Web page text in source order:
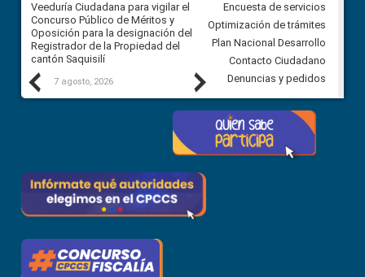
Previous
Veeduría Ciudadana para vigilar el
Concurso Público de Méritos y
Oposición para la designación del
Registrador de la Propiedad del
cantón Saquisilí
7 agosto, 2026
Veeduría Ciudadana para
construcción del asfaltado de
Ballenita del cantón Santa
7 agosto, 2026
Next
Encuesta de servicios
Optimización de trámites
Plan Nacional Desarrollo
Contacto Ciudadano
Denuncias y pedidos